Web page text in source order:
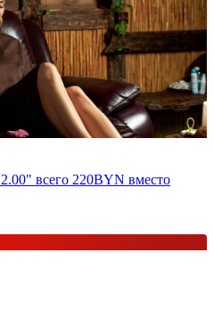
всего 220BYN вместо